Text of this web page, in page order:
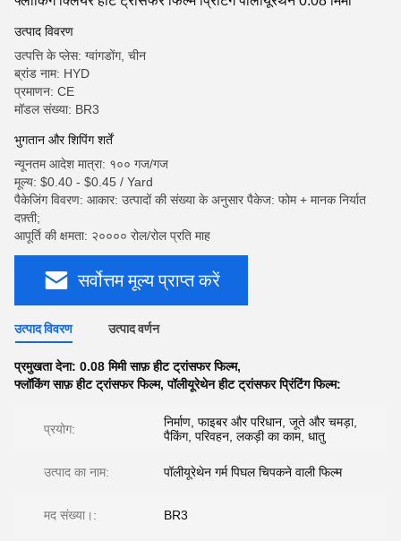
उत्पाद विवरण
उत्पत्ति के प्लेस: ग्वांगडोंग, चीन
ब्रांड नाम: HYD
प्रमाणन: CE
मॉडल संख्या: BR3
भुगतान और शिपिंग शर्तें
न्यूनतम आदेश मात्रा: १०० गज/गज
मूल्य: $0.40 - $0.45 / Yard
पैकेजिंग विवरण: आकार: उत्पादों की संख्या के अनुसार पैकेज: फोम + मानक निर्यात
दफ़्ती;
आपूर्ति की क्षमता: २०००० रोल/रोल प्रति माह
सर्वोत्तम मूल्य प्राप्त करें
उत्पाद विवरण उत्पाद वर्णन
प्रमुखता देना: 0.08 मिमी साफ़ हीट ट्रांसफर फिल्म,
फ्लॉकिंग साफ़ हीट ट्रांसफर फिल्म,पॉलीयूरेथेन हीट ट्रांसफर प्रिंटिंग फिल्म:
प्रयोग:
निर्माण, फाइबर और परिधान, जूते और चमड़ा,
पैकिंग, परिवहन, लकड़ी का काम, धातु
उत्पाद का नाम: पॉलीयूरेथेन गर्म पिघल चिपकने वाली फिल्म
मद संख्या।: BR3